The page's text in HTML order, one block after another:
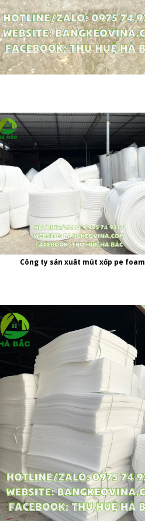
Công tysản xuất mút xốp pe foam